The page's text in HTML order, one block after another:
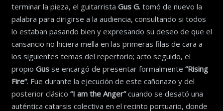
terminar la pieza, el guitarrista Gus G.tomó de nuevo la
palabra para dirigirse a la audiencia, consultando si todos
lo estaban pasando bien y expresando su deseo de que el
cansancio no hiciera mella en las primeras filas de cara a
los siguientes temas del repertorio; acto seguido, el
propio Gusse encargó de presentar formalmente “Rising
Fire”. Fue durante la ejecución de este cañonazo y del
posterior clásico “I am the Anger”cuando se desató una
auténtica catarsis colectiva en el recinto portuario, donde